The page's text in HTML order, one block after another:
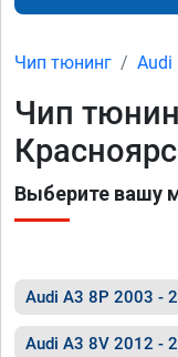
Чип тюнинг Audi
Чип
Выберите вашу
Audi A3 8P 2003 -
Audi A3 8V 2012 -